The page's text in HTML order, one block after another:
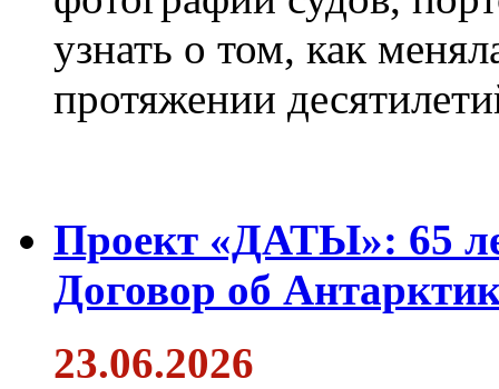
узнать о том, как
протяжении
Проект «ДАТЫ»: 65
Договор об
23.06.2026